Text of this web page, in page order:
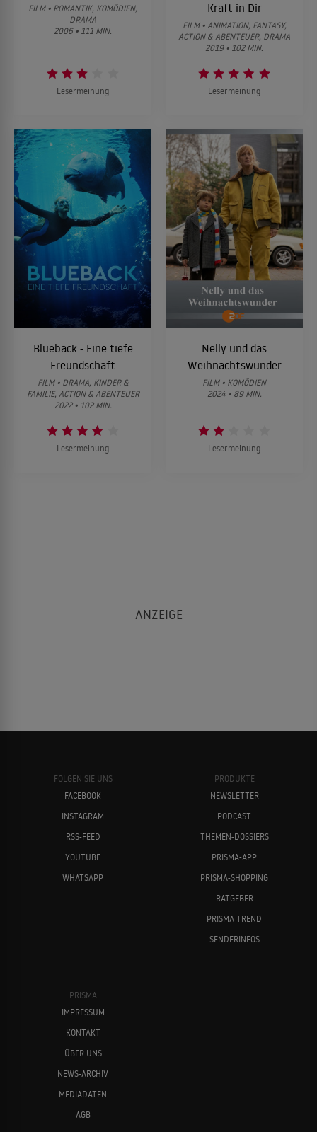
FILM • ROMANTIK, KOMÖDIEN,
DRAMA
2006 • 111 MIN.
Lesermeinung
Kraft in Dir
FILM • ANIMATION, FANTASY,
ACTION & ABENTEUER, DRAMA
2019 • 102 MIN.
Lesermeinung
Blueback - Eine tiefe
Freundschaft
FILM • DRAMA, KINDER &
FAMILIE, ACTION & ABENTEUER
2022 • 102 MIN.
Lesermeinung
Nelly und das
Weihnachtswunder
FILM • KOMÖDIEN
2024 • 89 MIN.
Lesermeinung
FOLGEN SIE UNS
FACEBOOK
INSTAGRAM
RSS-FEED
YOUTUBE
WHATSAPP
PRODUKTE
NEWSLETTER
PODCAST
THEMEN-DOSSIERS
PRISMA-APP
PRISMA-SHOPPING
RATGEBER
PRISMA TREND
SENDERINFOS
PRISMA
IMPRESSUM
KONTAKT
ÜBER UNS
NEWS-ARCHIV
MEDIADATEN
AGB